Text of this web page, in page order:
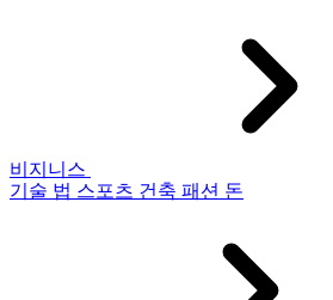
비지니스
기술 법 스포츠 건축 패션 돈